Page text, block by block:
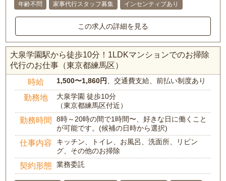
年齢不問
家事代行スタッフ募集 インセンティブあり
この求人の詳細を見る
大泉学園駅から徒歩10分！1LDKマンションでのお掃除
代行のお仕事（東京都練馬区）
時給 1,500〜1,860円 、交通費支給、前払い制度あり
勤務地
大泉学園 徒歩10分
（東京都練馬区付近）
勤務時間
8時～20時の間で1時間〜、好きな日に働くこと
が可能です。(候補の日時から選択)
仕事内容
キッチン、トイレ、お風呂、洗面所、リビン
グ、その他のお掃除
契約形態 業務委託